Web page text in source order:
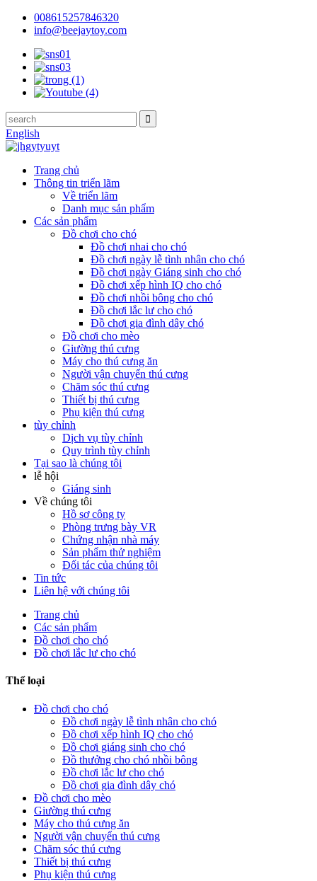
008615257846320
info@beejaytoy.com
English
Trang chủ
Thông tin triển lãm
Về triển lãm
Danh mục sản phẩm
Các sản phẩm
Đồ chơi cho chó
Đồ chơi nhai cho chó
Đồ chơi ngày lễ tình nhân cho chó
Đồ chơi ngày Giáng sinh cho chó
Đồ chơi xếp hình IQ cho chó
Đồ chơi nhồi bông cho chó
Đồ chơi lắc lư cho chó
Đồ chơi gia đình dây chó
Đồ chơi cho mèo
Giường thú cưng
Máy cho thú cưng ăn
Người vận chuyển thú cưng
Chăm sóc thú cưng
Thiết bị thú cưng
Phụ kiện thú cưng
tùy chỉnh
Dịch vụ tùy chỉnh
Quy trình tùy chỉnh
Tại sao là chúng tôi
lễ hội
Giáng sinh
Về chúng tôi
Hồ sơ công ty
Phòng trưng bày VR
Chứng nhận nhà máy
Sản phẩm thử nghiệm
Đối tác của chúng tôi
Tin tức
Liên hệ với chúng tôi
Trang chủ
Các sản phẩm
Đồ chơi cho chó
Đồ chơi lắc lư cho chó
Thể loại
Đồ chơi cho chó
Đồ chơi ngày lễ tình nhân cho chó
Đồ chơi xếp hình IQ cho chó
Đồ chơi giáng sinh cho chó
Đồ thưởng cho chó nhồi bông
Đồ chơi lắc lư cho chó
Đồ chơi gia đình dây chó
Đồ chơi cho mèo
Giường thú cưng
Máy cho thú cưng ăn
Người vận chuyển thú cưng
Chăm sóc thú cưng
Thiết bị thú cưng
Phụ kiện thú cưng